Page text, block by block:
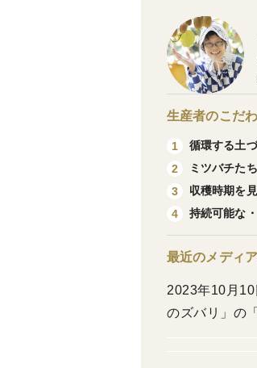
生産者のこだ
1
循環する土
2
ミツバチた
3
収穫時期を
4
持続可能な・
最近のメディ
2023年10月
のズバリ」の